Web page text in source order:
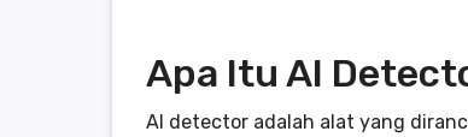
Apa Itu AI
AI detector adalah alat yang